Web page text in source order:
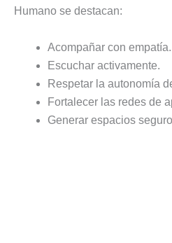
Humano se destacan:
Acompañar con empatía.
Escuchar activamente.
Respetar la autonomía
Fortalecer las redes de
Generar espacios